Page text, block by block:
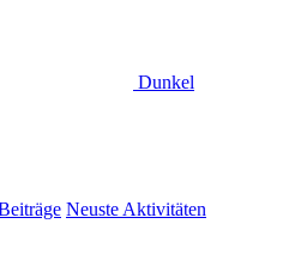
Dunkel
Neuste Aktivitäten